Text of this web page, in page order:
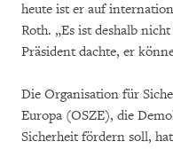
heute ist er auf
Roth. „Es ist deshalb
Präsident dachte, er
Die Organisation für
Europa (OSZE), die
Sicherheit fördern soll,